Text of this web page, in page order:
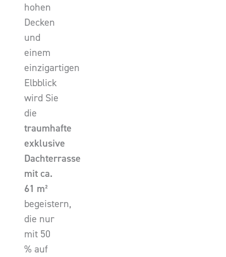
hohen
Decken
und
einem
einzigartigen
Elbblick
wird Sie
die
traumhafte
exklusive
Dachterrasse
mit ca.
61 m²
begeistern,
die nur
mit 50
% auf